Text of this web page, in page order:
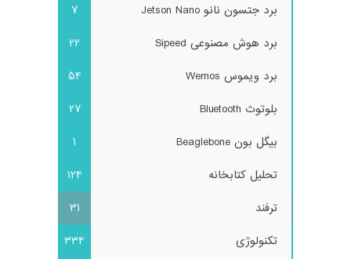
برد جتسون نانو Jetson Nano
7
برد هوش مصنوعی Sipeed
22
برد ویموس Wemos
54
بلوتوث Bluetooth
27
بیگل بون Beaglebone
1
تحلیل کتابخانه
124
ترفند
31
تکنولوژی
334